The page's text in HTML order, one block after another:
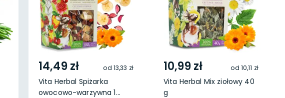
14,49 zł od 13,33 zł
Vita Herbal Spiżarka
owocowo-warzywna 1...
10,99 zł od 10,11 zł
Vita Herbal Mix ziołowy 40
g